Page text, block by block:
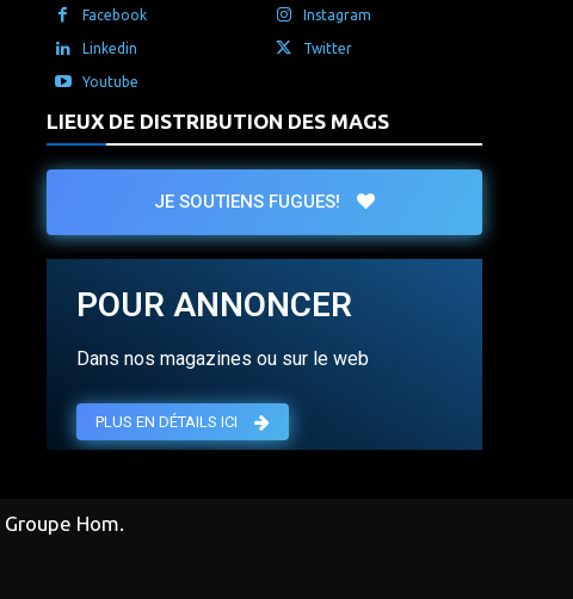
Facebook Instagram
Linkedin Twitter
Youtube
LIEUX DE DISTRIBUTION DES MAGS
JE SOUTIENS FUGUES!
POUR ANNONCER
Dans nos magazines ou sur le web
PLUS EN DÉTAILS ICI
Hom.